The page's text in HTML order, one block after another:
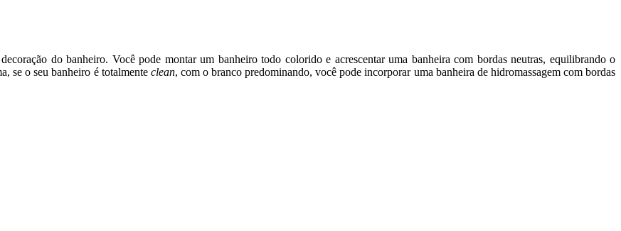
do banheiro. Você pode montar um banheiro todo colorido e acrescentar uma banheira com bordas neutras, equilibrando o
se o seu banheiro é totalmente clean, com o branco predominando, você pode incorporar uma banheira de hidromassagem com bordas